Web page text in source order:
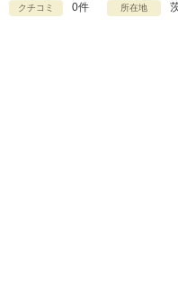
クチコミ 0件 所在地